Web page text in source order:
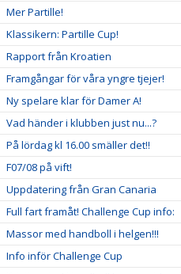
Mer Partille!
Klassikern: Partille Cup!
Rapport från Kroatien
Framgångar för våra yngre tjejer!
Ny spelare klar för Damer A!
Vad händer i klubben just nu...?
På lördag kl 16.00 smäller det!!
F07/08 på vift!
Uppdatering från Gran Canaria
Full fart framåt! Challenge Cup info:
Massor med handboll i helgen!!!
Info inför Challenge Cup